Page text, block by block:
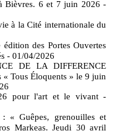
Bièvres. 6 et 7 juin 2026 -
à la Cité internationale du
des Portes Ouvertes
- 01/04/2026
DE LA DIFFERENCE
Tous Éloquents » le 9 juin
pour l'art et le vivant -
« Guêpes, grenouilles et
Markeas. Jeudi 30 avril